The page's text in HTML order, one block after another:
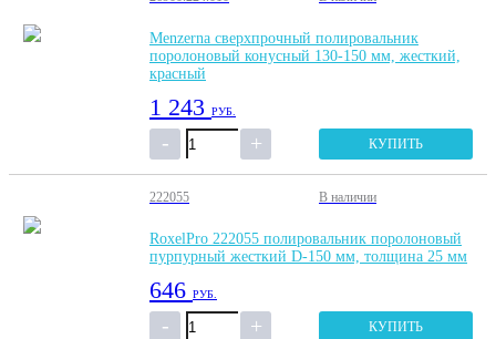
Menzerna сверхпрочный полировальник
поролоновый конусный 130-150 мм, жесткий,
красный
1 243 РУБ.
КУПИТЬ
222055 В наличии
RoxelPro 222055 полировальник поролоновый
пурпурный жесткий D-150 мм, толщина 25 мм
646 РУБ.
КУПИТЬ